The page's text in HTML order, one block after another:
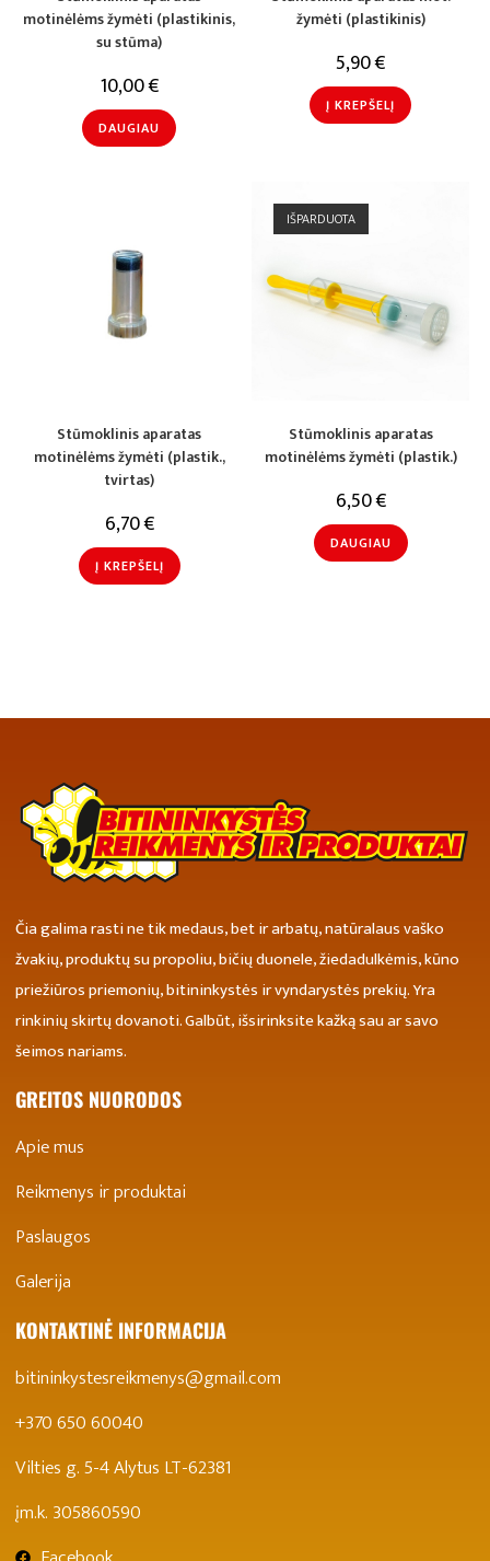
motinėlėms žymėti (plastikinis,
su stūma)
10,00€
DAUGIAU
žymėti (plastikinis)
5,90€
Į KREPŠELĮ
Stūmoklinis aparatas
motinėlėms žymėti (plastik.,
tvirtas)
6,70€
Į KREPŠELĮ
IŠPARDUOTA
Stūmoklinis aparatas
motinėlėms žymėti (plastik.)
6,50€
DAUGIAU
Čia galima rasti ne tik medaus, bet ir arbatų, natūralaus vaško
žvakių, produktų su propoliu, bičių duonele, žiedadulkėmis, kūno
priežiūros priemonių, bitininkystės ir vyndarystės prekių. Yra
rinkinių skirtų dovanoti. Galbūt, išsirinksite kažką sau ar savo
šeimos nariams.
GREITOS NUORODOS
Apie mus
Reikmenys ir produktai
Paslaugos
Galerija
KONTAKTINĖ INFORMACIJA
bitininkystesreikmenys@gmail.com
+370 650 60040
Vilties g. 5-4 Alytus LT-62381
įm.k. 305860590